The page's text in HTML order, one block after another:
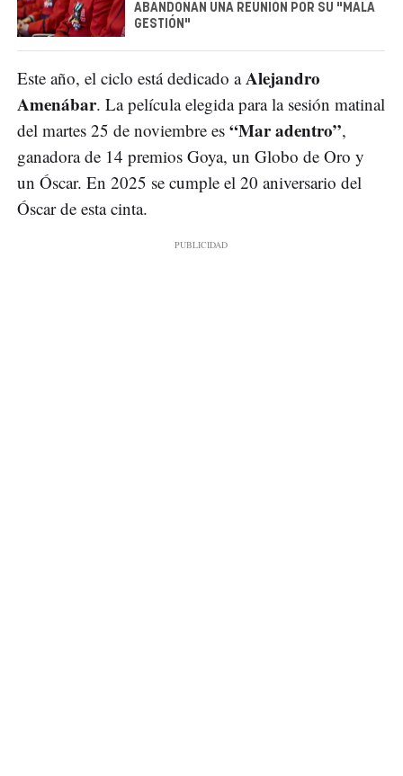
ABANDONAN UNA REUNIÓN POR SU "MALA
GESTIÓN"
Este año, el ciclo está dedicado aAlejandro
Amenábar. La película elegida para la sesión matinal
del martes 25 de noviembre es “Mar adentro”,
ganadora de 14 premios Goya, un Globo de Oro y
un Óscar. En 2025 se cumple el 20 aniversario del
Óscar de esta cinta.